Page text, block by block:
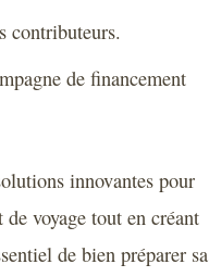
contributeurs.
de financement
innovantes pour
voyage tout en créant
de bien préparer sa